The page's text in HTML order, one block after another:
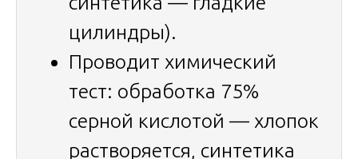
цилиндры).
Проводит химический
тест: обработка 75%
серной кислотой — хлопок
растворяется, синтетика